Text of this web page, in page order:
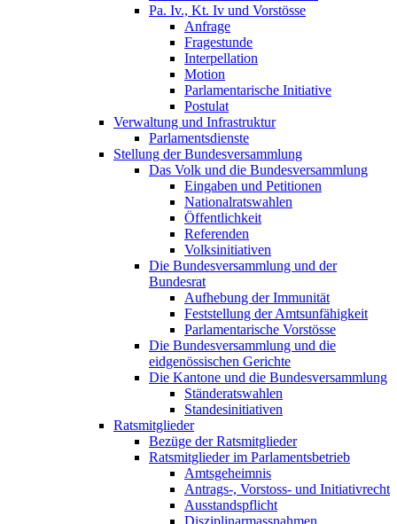
Pa. Iv., Kt. Iv und Vorstösse
Anfrage
Fragestunde
Interpellation
Motion
Parlamentarische Initiative
Postulat
Verwaltung und Infrastruktur
Parlamentsdienste
Stellung der Bundesversammlung
Das Volk und die Bundesversammlung
Eingaben und Petitionen
Nationalratswahlen
Öffentlichkeit
Referenden
Volksinitiativen
Die Bundesversammlung und der
Bundesrat
Aufhebung der Immunität
Feststellung der Amtsunfähigkeit
Parlamentarische Vorstösse
Die Bundesversammlung und die
eidgenössischen Gerichte
Die Kantone und die Bundesversammlung
Ständeratswahlen
Standesinitiativen
Ratsmitglieder
Bezüge der Ratsmitglieder
Ratsmitglieder im Parlamentsbetrieb
Amtsgeheimnis
Antrags-, Vorstoss- und Initiativrecht
Ausstandspflicht